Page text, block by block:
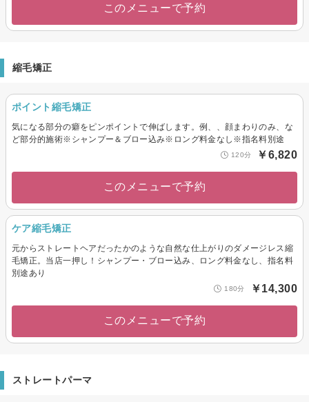
このメニューで予約
縮毛矯正
ポイント縮毛矯正
気になる部分の癖をピンポイントで伸ばします。例、、顔まわりのみ、な
ど部分的施術※シャンプー＆ブロー込み※ロング料金なし※指名料別途
120分 ￥6,820
このメニューで予約
ケア縮毛矯正
元からストレートヘアだったかのような自然な仕上がりのダメージレス縮
毛矯正。当店一押し！シャンプー・ブロー込み、ロング料金なし、指名料
別途あり
180分 ￥14,300
このメニューで予約
ストレートパーマ